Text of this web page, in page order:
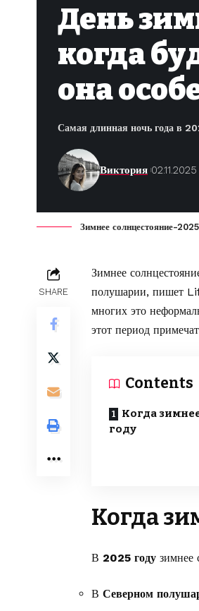
День
когда
она
Самая длинная ночь года в
Виктория 02.11.2025
Зимнее солнцестояние-
SHARE
Зимнее
полушарии, пишет
многих это
этот период
Contents
Когда
году
Когда
В 2025 году зимнее
В Северном